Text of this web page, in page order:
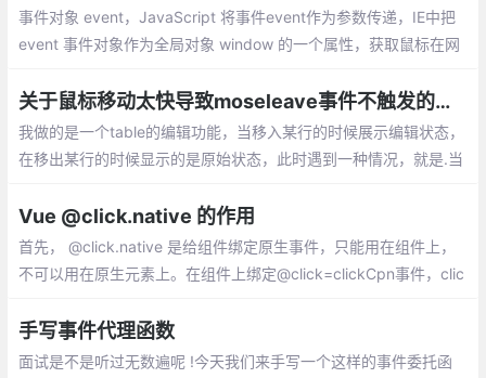
ssive就是告诉浏览器我可不可以用stopPro
pagation...
事件对象 event，JavaScript 将事件event作为参数传递，IE中把
event 事件对象作为全局对象 window 的一个属性，获取鼠标在网
关于鼠标移动太快导致moseleave事件不触发的问题
我做的是一个table的编辑功能，当移入某行的时候展示编辑状态，
在移出某行的时候显示的是原始状态，此时遇到一种情况，就是.当
的mouseleave事件压根儿就没有执行。
Vue @click.native 的作用
首先， @click.native 是给组件绑定原生事件，只能用在组件上，
不可以用在原生元素上。在组件上绑定@click=clickCpn事件，clic
手写事件代理函数
面试是不是听过无数遍呢 !今天我们来手写一个这样的事件委托函